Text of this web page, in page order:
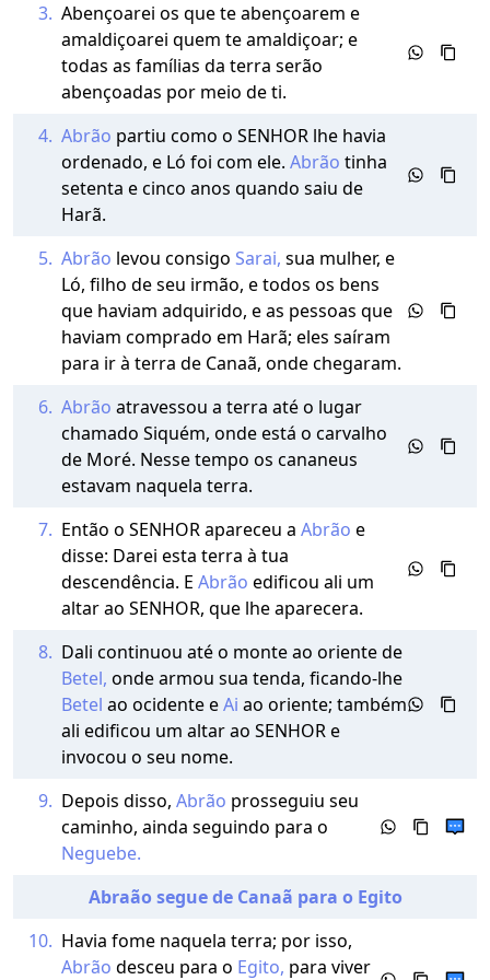
3. Abençoarei os que te abençoarem e
amaldiçoarei quem te amaldiçoar; e
todas as famílias da terra serão
abençoadas por meio de ti.
4. Abrão partiu como o SENHOR lhe havia
ordenado, e Ló foi com ele. Abrão tinha
setenta e cinco anos quando saiu de
Harã.
5. Abrão levou consigo Sarai, sua mulher, e
Ló, filho de seu irmão, e todos os bens
que haviam adquirido, e as pessoas que
haviam comprado em Harã; eles saíram
para ir à terra de Canaã, onde chegaram.
6. Abrão atravessou a terra até o lugar
chamado Siquém, onde está o carvalho
de Moré. Nesse tempo os cananeus
estavam naquela terra.
7. Então o SENHOR apareceu a Abrão e
disse: Darei esta terra à tua
descendência. E Abrão edificou ali um
altar ao SENHOR, que lhe aparecera.
8. Dali continuou até o monte ao oriente de
Betel, onde armou sua tenda, ficando-lhe
Betel ao ocidente eAi ao oriente; também
ali edificou um altar ao SENHOR e
invocou o seu nome.
9. Depois disso, Abrão prosseguiu seu
caminho, ainda seguindo para o
Neguebe.
Abraão segue de Canaã para o Egito
10. Havia fome naquela terra; por isso,
Abrão desceu para o Egito, para viver